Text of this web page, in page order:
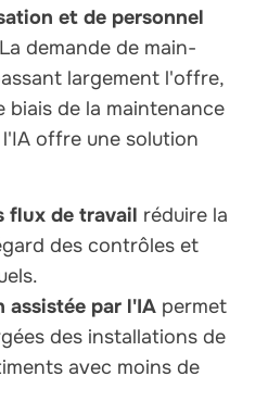
et de personnel
demande de main-
largement l'offre,
biais de la maintenance
offre une solution
flux de travail réduire la
des contrôles et
assistée par l'IA permet
des installations de
avec moins de